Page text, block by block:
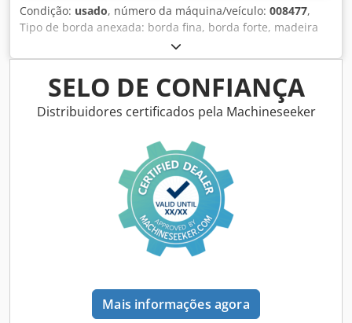
Condição: usado, número da máquina/veículo: 008477,
Tipo de borda anexada: borda fina, borda forte, madeira
maciça Sistema adesivo: EVA Csdpsy Hq Nvsfx Ac Uorf
Juntando-se à fresagem: sim Unidade multifuncional: sim
Velocidade máxima de avanço: 18 m/min Espessura
máxima do painel: 60 mm Unidades de trabalho: 7 não
SELO DE CONFIANÇA
Distribuidores certificados pela Machineseeker
Mais informações agora